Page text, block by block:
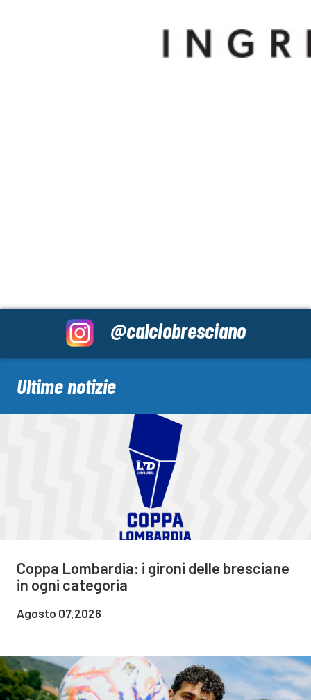
@calciobresciano
Ultime notizie
Coppa Lombardia: i gironi delle bresciane
in ogni categoria
Agosto 07,2026